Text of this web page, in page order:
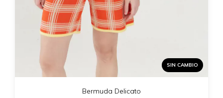
SIN CAMBIO
Bermuda Delicato